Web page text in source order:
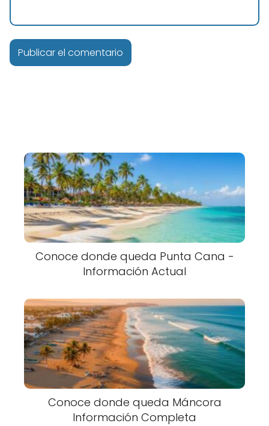
Conoce donde queda Punta Cana -
Información Actual
Conoce donde queda Máncora
Información Completa